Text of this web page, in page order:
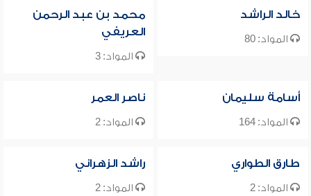
خالد الراشد
المواد: 80
محمد بن عبد الرحمن
العريفي
المواد: 3
أسامة سليمان
المواد: 164
ناصر العمر
المواد: 2
طارق الطواري
المواد: 2
راشد الزهراني
المواد: 2